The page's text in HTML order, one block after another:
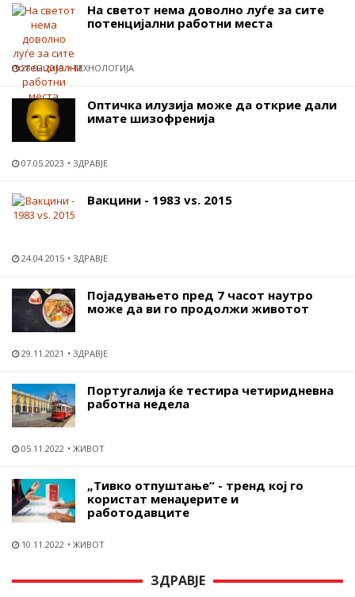
На светот нема доволно луѓе за сите
потенцијални работни места
28.02.2019 ТЕХНОЛОГИЈА
Оптичка илузија може да открие дали
имате шизофренија
07.05.2023 ЗДРАВЈЕ
Вакцини - 1983 vs. 2015
24.04.2015 ЗДРАВЈЕ
Појадувањето пред 7 часот наутро
може да ви го продолжи животот
29.11.2021 ЗДРАВЈЕ
Португалија ќе тестира четиридневна
работна недела
05.11.2022 ЖИВОТ
„Тивко отпуштање“ - тренд кој го
користат менаџерите и
работодавците
10.11.2022 ЖИВОТ
ЗДРАВЈЕ